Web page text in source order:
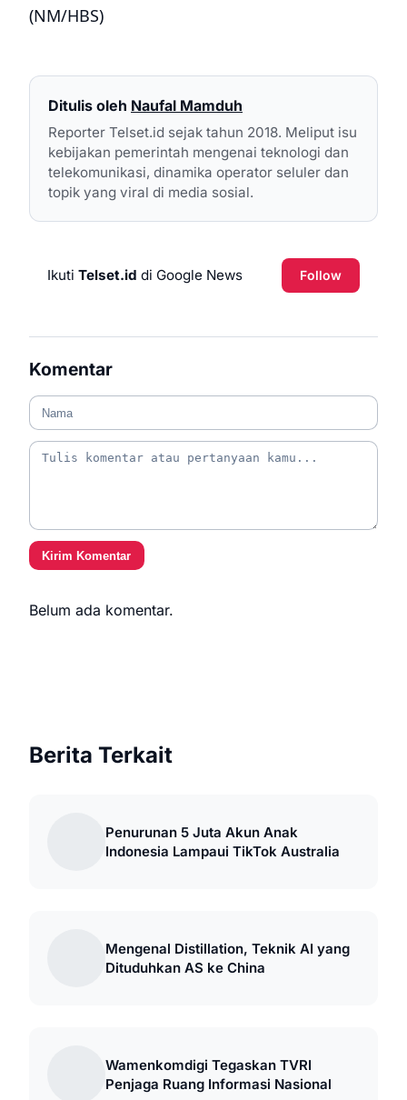
(NM/HBS)
Ditulis oleh Naufal Mamduh
Reporter Telset.id sejak tahun 2018. Meliput isu
kebijakan pemerintah mengenai teknologi dan
telekomunikasi, dinamika operator seluler dan
topik yang viral di media sosial.
Ikuti Telset.id di Google News Follow
Komentar
Kirim Komentar
Belum ada komentar.
Berita Terkait
Penurunan 5 Juta Akun Anak
Indonesia Lampaui TikTok Australia
Mengenal Distillation, Teknik AI yang
Dituduhkan AS ke China
Wamenkomdigi Tegaskan TVRI
Penjaga Ruang Informasi Nasional